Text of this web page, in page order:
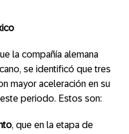
la compañía alemana
se identificó que tres
mayor aceleración en su
periodo. Estos son:
, que en la etapa de